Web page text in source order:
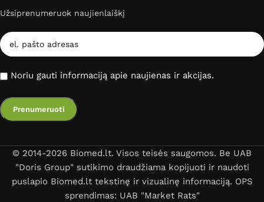
Užsiprenumeruok naujienlaiškį
Noriu gauti informaciją apie naujienas ir akcijas.
© 2014-2026 Biomed.lt. Visos teisės saugomos. Be UAB
"Doris Group" sutikimo draudžiama kopijuoti ir naudoti
puslapio Biomed.lt tekstinę ir vizualinę informaciją. OPS
sprendimas: UAB "Market Rats"